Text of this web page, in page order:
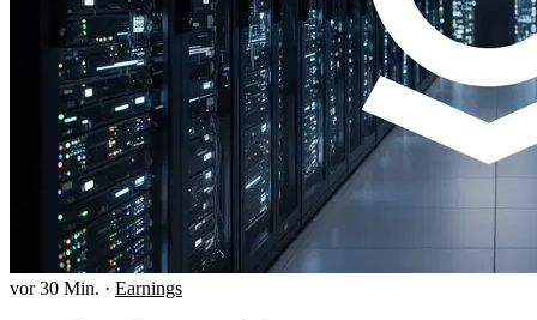
vor 30 Min. · Earnings